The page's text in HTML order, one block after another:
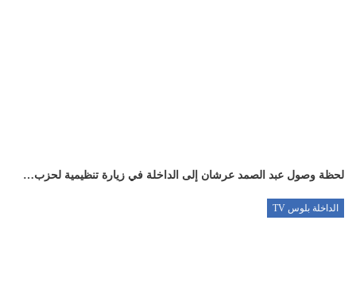
لحظة وصول عبد الصمد عرشان إلى الداخلة في زيارة تنظيمية لحزب…
الداخلة بلوس TV